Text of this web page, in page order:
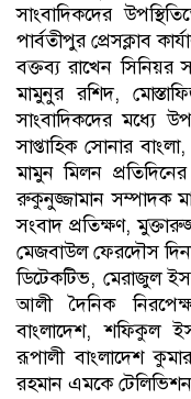
সাংবাদিকদের
পার্বতীপুর প্রেসক্লাব
বক্তব্য রাখেন
মামুনুর রশিদ,
সাংবাদিকদের মধ্যে
সাপ্তাহিক সোনার
মামুন মিলন
রুকুনুজ্জামান সম্পাদক
সংবাদ প্রতিক্ষণ,
মেজবাউল ফেরদৌস
ডিটেকটিভ, মেরাজুল
আলী দৈনিক
বাংলাদেশ, শফিকুল
রূপালী বাংলাদেশ
রহমান এমকে